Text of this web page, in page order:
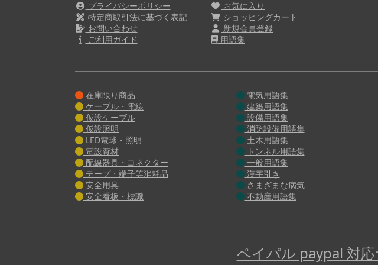
プライバシーポリシー
特定商取引法に基づく表記
お問い合わせ
ご利用ガイド
お気に入り
ショッピングカート
新規会員登録
用語集
在庫限り商品
ケーブル・電線
仮設ケーブル
仮設照明
LED電球・照明
電設資材
配線器具・コネクター
テープ・端子等消耗品
安全用具
安全看板・標識
電気用語集
建築用語集
設備用語集
消防設備用語集
土木用語集
トンネル用語集
一般用語集
漢字引き
さまざまな病気
不動産用語集
ペイパル paypal 対